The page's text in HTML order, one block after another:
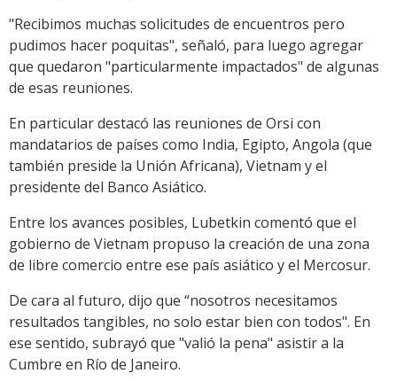
"Recibimos muchas solicitudes de encuentros pero
pudimos hacer poquitas", señaló, para luego agregar
que quedaron "particularmente impactados" de algunas
de esas reuniones.
En particular destacó las reuniones de Orsi con
mandatarios de países como India, Egipto, Angola (que
también preside la Unión Africana), Vietnam y el
presidente del Banco Asiático.
Entre los avances posibles, Lubetkin comentó que el
gobierno de Vietnam propuso la creación de una zona
de libre comercio entre ese país asiático y el Mercosur.
De cara al futuro, dijo que “nosotros necesitamos
resultados tangibles, no solo estar bien con todos". En
ese sentido, subrayó que "valió la pena" asistir a la
Cumbre en Río de Janeiro.